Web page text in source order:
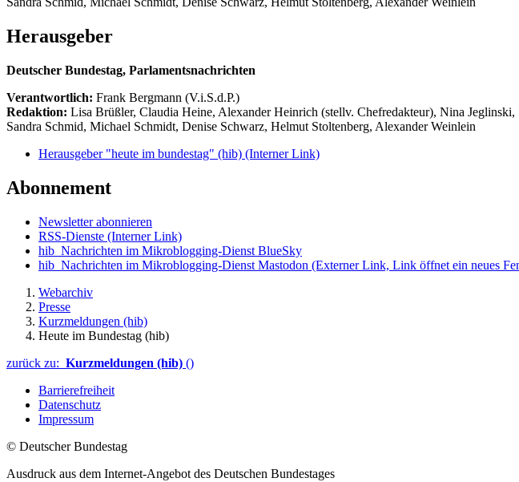
Herausgeber
Deutscher Bundestag, Parlamentsnachrichten
Verantwortlich: Frank Bergmann (V.i.S.d.P.)
Redaktion: Lisa Brüßler, Claudia Heine, Alexander Heinrich (stellv. Chefredakteur), Nina Jeglinski,
Sandra Schmid, Michael Schmidt, Denise Schwarz, Helmut Stoltenberg, Alexander Weinlein
Herausgeber "heute im bundestag" (hib) (Interner Link)
Abonnement
Newsletter abonnieren
RSS-Dienste (Interner Link)
hib_Nachrichten im Mikroblogging-Dienst BlueSky
hib_Nachrichten im Mikroblogging-Dienst Mastodon (Externer Link, Link öffnet ein neues
Webarchiv
Presse
Kurzmeldungen (hib)
Heute im Bundestag (hib)
zurück zu: Kurzmeldungen (hib) ()
Barrierefreiheit
Datenschutz
Impressum
© Deutscher Bundestag
Ausdruck aus dem Internet-Angebot des Deutschen Bundestages